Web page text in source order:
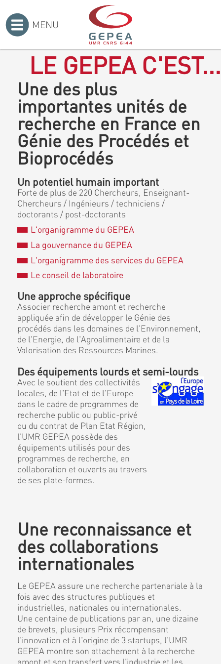
MENU
LE GEPEA C'EST...
Une des plus
importantes unités de
recherche en France en
Génie des Procédés et
Bioprocédés
Un potentiel humain important
Forte de plus de 220 Chercheurs, Enseignant-
Chercheurs / Ingénieurs / techniciens /
doctorants / post-doctorants
L'organigramme du GEPEA
La gouvernance du GEPEA
L'organigramme des services du GEPEA
Le conseil de laboratoire
Une approche spécifique
Associer recherche amont et recherche
appliquée afin de développer le Génie des
procédés dans les domaines de l'Environnement,
de l'Energie, de l'Agroalimentaire et de la
Valorisation des Ressources Marines.
Des équipements lourds et semi-lourds
Avec le soutient des collectivités
locales, de l'Etat et de l'Europe
dans le cadre de programmes de
recherche public ou public-privé
ou du contrat de Plan Etat Région,
l'UMR GEPEA possède des
équipements utilisés pour des
programmes de recherche, en
collaboration et ouverts au travers
de ses plate-formes.
Une reconnaissance et
des collaborations
internationales
Le GEPEA assure une recherche partenariale à la
fois avec des structures publiques et
industrielles, nationales ou internationales.
Une centaine de publications par an, une dizaine
de brevets, plusieurs Prix récompensant
l'innovation et à l'origine de 3 startups, l'UMR
GEPEA montre son attachement à la recherche
amont et son transfert vers l'industrie et les